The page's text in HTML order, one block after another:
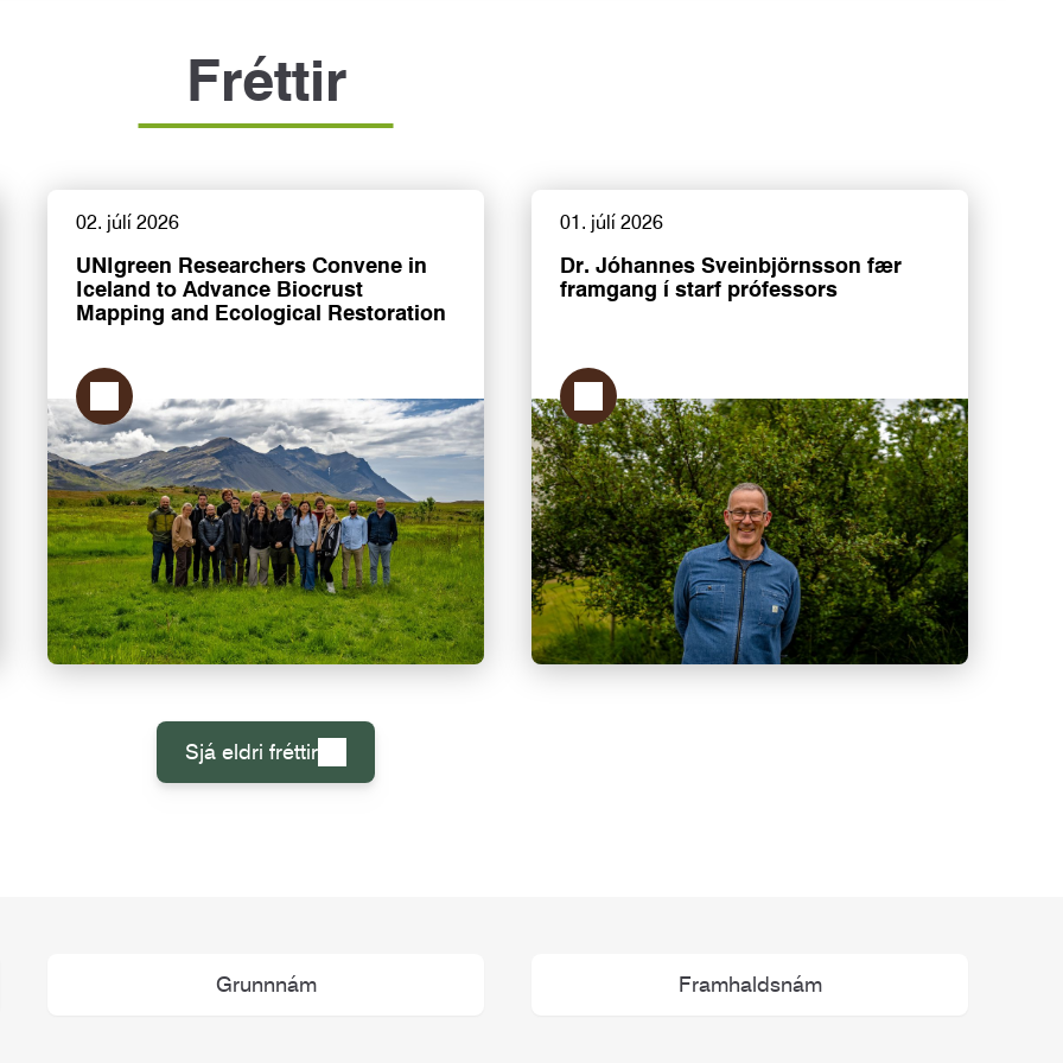
Fréttir
02. júlí 2026
UNIgreen Researchers Convene in
Iceland to Advance Biocrust
Mapping and Ecological Restoration
01. júlí 2026
Dr. Jóhannes Sveinbjörnsson fær
framgang í starf prófessors
Sjá eldri fréttir
Grunnnám Framhaldsnám